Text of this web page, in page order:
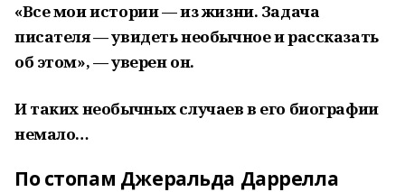
«Все мои истории — из жизни. Задача
писателя — увидеть необычное и рассказать
об этом», — уверен он.
И таких необычных случаев в его биографии
немало…
По стопам Джеральда Даррелла